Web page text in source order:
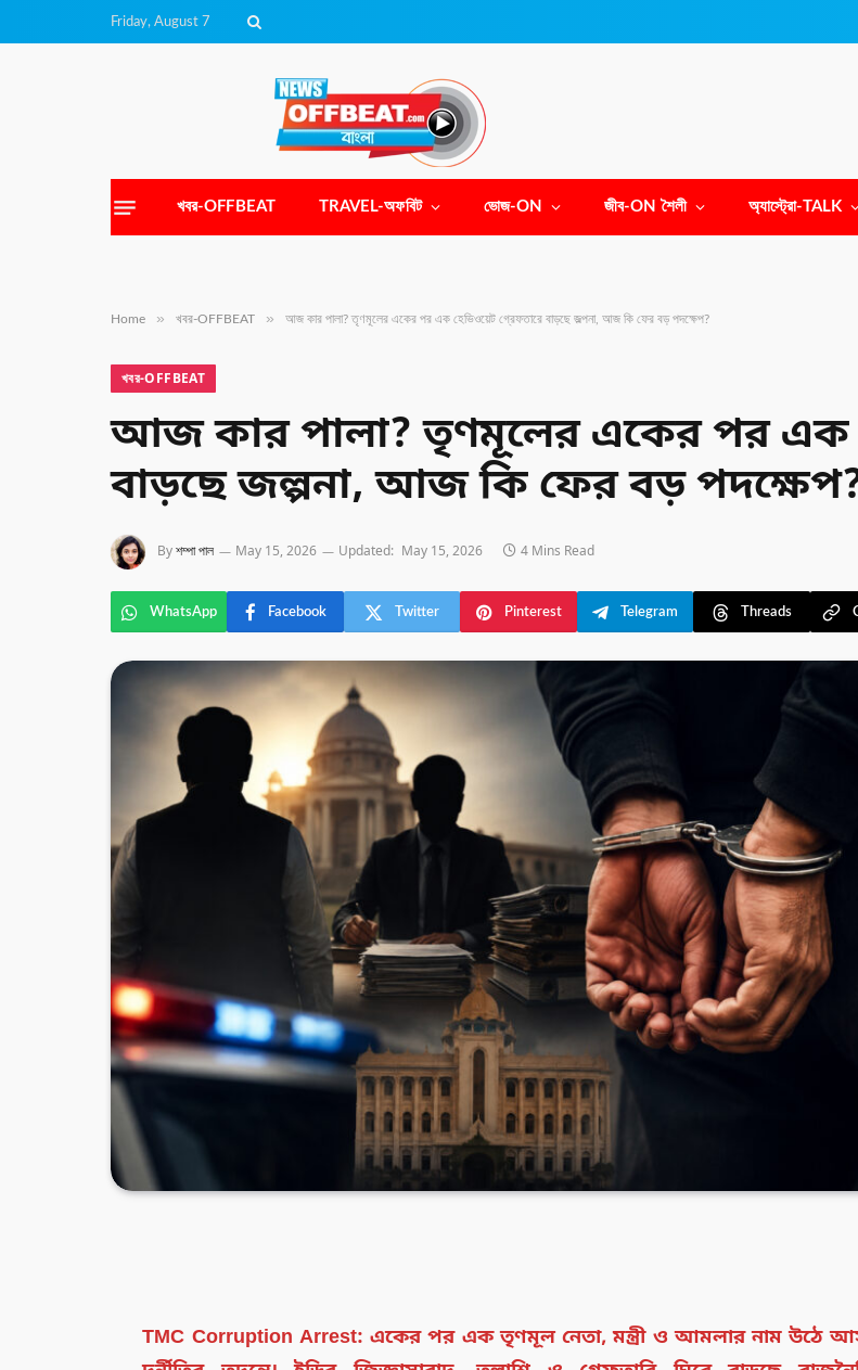
Friday, August 7
খবর-OFFBEAT TRAVEL-অফবিট ভোজ-ON জীব-ON শৈলী অ্যাস্ট্রো-TALK
Home » খবর-OFFBEAT » আজ কার পালা? তৃণমূলের একের পর এক হেভিওয়েট গ্রেফতারে বাড়ছে জল্পনা, আজ কি ফের বড় পদক্ষেপ?
খবর-OFFBEAT
আজ কার পালা? তৃণমূলের একের পর এক
বাড়ছে জল্পনা, আজ কি ফের বড়
Byশম্পা পাল May 15, 2026 Updated: May 15, 2026 4 Mins Read
WhatsApp Facebook Twitter Pinterest Telegram Threads
TMC Corruption Arrest: একের পর এক তৃণমূল নেতা, মন্ত্রী ও আমলার নাম উঠে